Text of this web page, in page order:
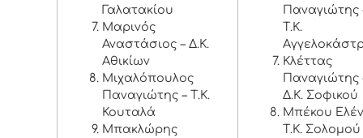
Γαλατακίου
Μαρινός
Αναστάσιος – Δ.Κ.
Αθικίων
Μιχαλόπουλος
Παναγιώτης – Τ.Κ.
Κουταλά
Μπακλώρης
Παναγιώτης
Τ.Κ.
Κλέττας
Παναγιώτης
Δ.Κ. Σοφικού
Μπέκου
Τ.Κ. Σολομού